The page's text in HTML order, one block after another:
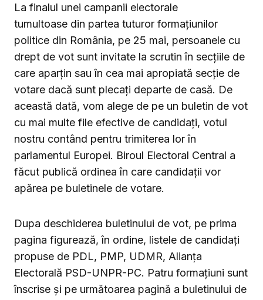
La finalul unei campanii electorale
tumultoase din partea tuturor formațiunilor
politice din România, pe 25 mai, persoanele cu
drept de vot sunt invitate la scrutin în secțiile de
care aparțin sau în cea mai apropiată secție de
votare dacă sunt plecați departe de casă. De
această dată, vom alege de pe un buletin de vot
cu mai multe file efective de candidați, votul
nostru contând pentru trimiterea lor în
parlamentul Europei. Biroul Electoral Central a
făcut publică ordinea în care candidații vor
apărea pe buletinele de votare.
Dupa deschiderea buletinului de vot, pe prima
pagina figurează, în ordine, listele de candidați
propuse de PDL, PMP, UDMR, Alianța
Electorală PSD-UNPR-PC. Patru formațiuni sunt
înscrise și pe următoarea pagină a buletinului de